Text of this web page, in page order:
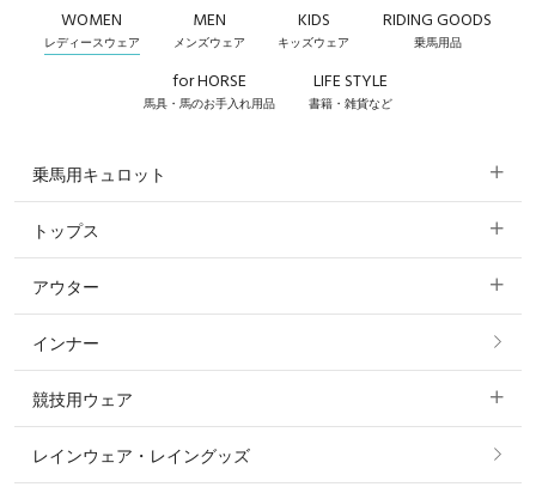
WOMEN
レディースウェア
MEN
メンズウェア
KIDS
キッズウェア
RIDING GOODS
乗馬用品
for HORSE
馬具・馬のお手入れ用品
LIFE STYLE
書籍・雑貨など
乗馬用キュロット
すべてのキュロット
フルグリップ・尻革 キュロット
ニーグリップ・膝革 キュロット
トップス
すべてのトップス
ポロシャツ
カットソー・Tシャツ・タンクトップ
アウター
すべてのアウター
コート
ジャケット・ブルゾン
インナー
競技用ウェア
すべての競技用ウェア
レインウェア・レイングッズ